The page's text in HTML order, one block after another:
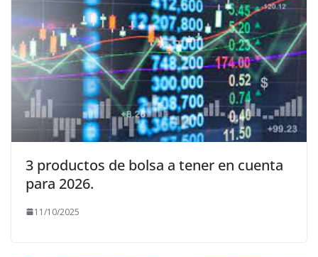
3 productos de bolsa a tener en cuenta
para 2026.
11/10/2025